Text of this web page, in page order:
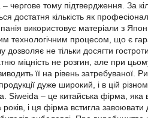
чергове тому підтвердження. За
достатня кількість як
використовує матеріали з
технологічним процесом, що є
дозволяє не тільки досягти
міцність не розгин, але при
її на рівень затребуваної.
дуже широкий, і в цій
Siweida – це китайська фірма, яка
і ця фірма встигла